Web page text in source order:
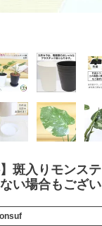
】斑入りモンス
い場合もござい